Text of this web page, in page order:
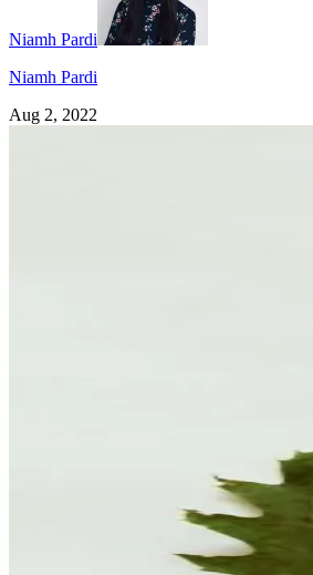
Niamh Pardi
Niamh Pardi
Aug 2, 2022